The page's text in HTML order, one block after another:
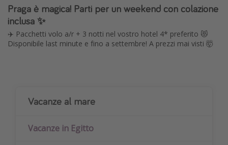
Praga è magica! Parti per un weekend con colazione
inclusa ✨
✈️ Pacchetti volo a/r + 3 notti nel vostro hotel 4* preferito 😻
Disponibile last minute e fino a settembre! A prezzi mai visti 🤯
Vacanze al mare
Vacanze in Egitto